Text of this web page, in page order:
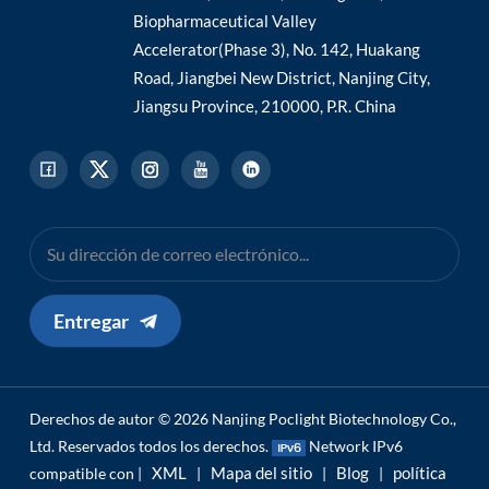
Biopharmaceutical Valley
Accelerator(Phase 3), No. 142, Huakang
Road, Jiangbei New District, Nanjing City,
Jiangsu Province, 210000, P.R. China
Entregar
Derechos de autor © 2026 Nanjing Poclight Biotechnology Co.,
Ltd. Reservados todos los derechos.
Network IPv6
compatible con | XML | Mapa del sitio | Blog | política